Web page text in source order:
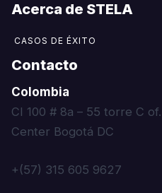
Acerca de STELA​
CASOS DE ÉXITO
Contacto
Colombia
CI 100 # 8a – 55 torre C
Center Bogotá DC
+(57) 315 605 9627